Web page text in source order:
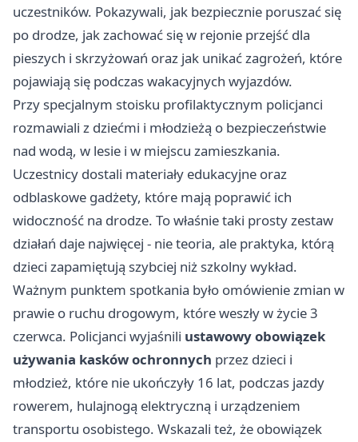
uczestników. Pokazywali, jak bezpiecznie poruszać się
po drodze, jak zachować się w rejonie przejść dla
pieszych i skrzyżowań oraz jak unikać zagrożeń, które
pojawiają się podczas wakacyjnych wyjazdów.
Przy specjalnym stoisku profilaktycznym policjanci
rozmawiali z dziećmi i młodzieżą o bezpieczeństwie
nad wodą, w lesie i w miejscu zamieszkania.
Uczestnicy dostali materiały edukacyjne oraz
odblaskowe gadżety, które mają poprawić ich
widoczność na drodze. To właśnie taki prosty zestaw
działań daje najwięcej - nie teoria, ale praktyka, którą
dzieci zapamiętują szybciej niż szkolny wykład.
Ważnym punktem spotkania było omówienie zmian w
prawie o ruchu drogowym, które weszły w życie 3
czerwca. Policjanci wyjaśnili ustawowy obowiązek
używania kasków ochronnych przez dzieci i
młodzież, które nie ukończyły 16 lat, podczas jazdy
rowerem, hulajnogą elektryczną i urządzeniem
transportu osobistego. Wskazali też, że obowiązek